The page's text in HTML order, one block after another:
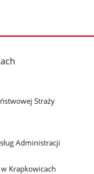
Straży
Administracji
Krapkowicach